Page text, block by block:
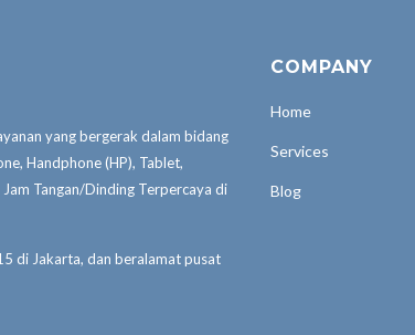
yang bergerak dalam bidang
Handphone (HP), Tablet,
Tangan/Dinding Terpercaya di
di Jakarta, dan beralamat pusat
COMPANY
Home
Services
Blog